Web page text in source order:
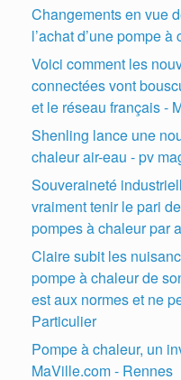
Changements en vue
l’achat d’une pompe
Voici comment les
connectées vont
et le réseau français -
Shenling lance une
chaleur air-eau - pv
Souveraineté
vraiment tenir le pari
pompes à chaleur par
Claire subit les
pompe à chaleur de
est aux normes et ne
Particulier
Pompe à chaleur, un
MaVille.com - Rennes